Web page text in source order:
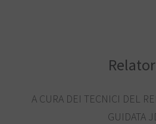
A CURA DEI TECNICI DEL
GUIDATA